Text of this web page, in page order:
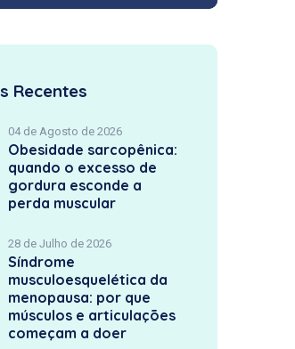
Recentes
04 de Agosto de 2026
Obesidade sarcopênica:
quando o excesso de
gordura esconde a
perda muscular
28 de Julho de 2026
Síndrome
musculoesquelética da
menopausa: por que
músculos e articulações
começam a doer